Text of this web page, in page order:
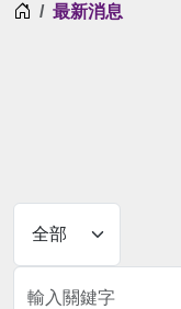
首頁最新消息